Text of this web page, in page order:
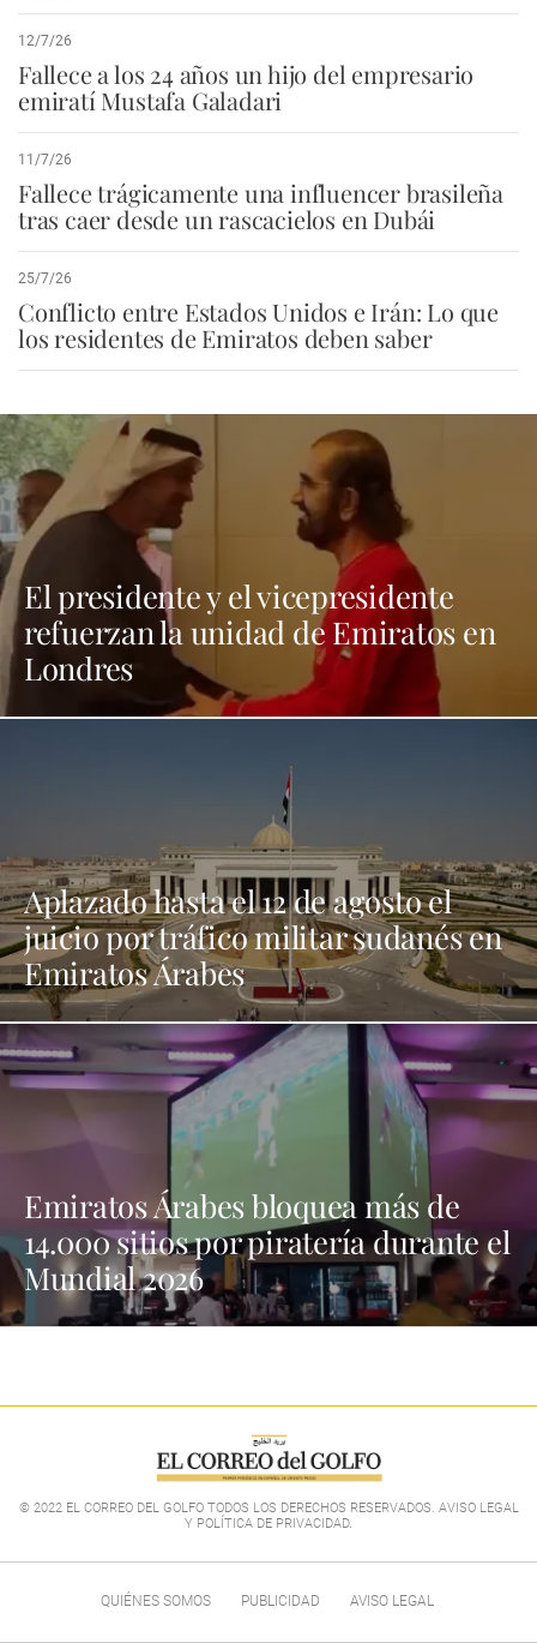
12/7/26
Fallece a los 24 años un hijo del empresario
emiratí Mustafa Galadari
11/7/26
Fallece trágicamente una influencer brasileña
tras caer desde un rascacielos en Dubái
25/7/26
Conflicto entre Estados Unidos e Irán: Lo que
los residentes de Emiratos deben saber
El presidente y el vicepresidente
refuerzan la unidad de Emiratos en
Londres
Aplazado hasta el 12 de agosto el
juicio por tráfico militar sudanés en
Emiratos Árabes
Emiratos Árabes bloquea más de
14.000 sitios por piratería durante el
Mundial 2026
© 2022 EL CORREO DEL GOLFO TODOS LOS DERECHOS RESERVADOS. AVISO LEGAL
Y POLÍTICA DE PRIVACIDAD.
QUIÉNES SOMOS PUBLICIDAD AVISO LEGAL